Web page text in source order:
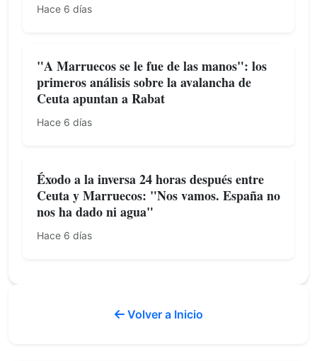
Hace 6 días
"A Marruecos se le fue de las manos": los
primeros análisis sobre la avalancha de
Ceuta apuntan a Rabat
Hace 6 días
Éxodo a la inversa 24 horas después entre
Ceuta y Marruecos: "Nos vamos. España no
nos ha dado ni agua"
Hace 6 días
Volver a Inicio